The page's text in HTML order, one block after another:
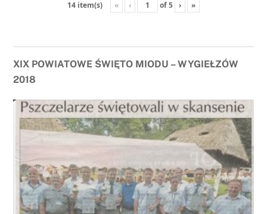
14 item(s) « ‹ of5 › »
XIX POWIATOWE ŚWIĘTO MIODU – WYGIEŁZÓW
2018